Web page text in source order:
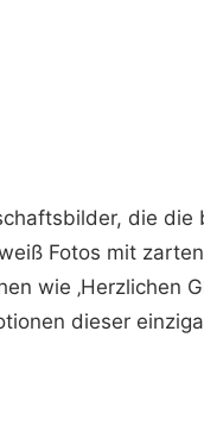
die die
Fotos mit
wie ‚Herzlichen
dieser